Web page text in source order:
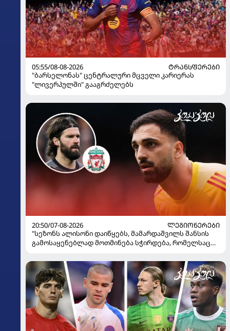
05:55/08-08-2026
ᲢᲠᲐᲜᲡᲤᲔᲠᲔᲑᲘ
"ბარსელონას" ცენტრალური მცველი კარიერას
"ლივერპულში" გააგრძელებს
20:50/07-08-2026
ᲚᲔᲒᲘᲝᲜᲔᲠᲔᲑᲘ
"სეზონს ალისონი დაიწყებს, მამარდაშვილს შანსის
გამოსაყენებლად მოთმინება სჭირდება, რომელსაც
ყოფილმა მეკარემ